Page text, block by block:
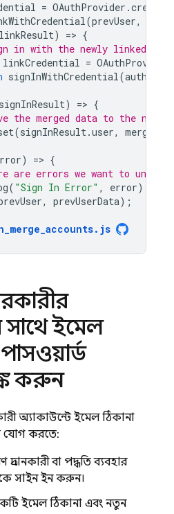
= OAuthProvider .
(prevUser,
linkResult) => {
in with the newly linked
linkCredential = OAuthProvider
signInWithCredential(auth
signInResult) => {
the merged data to the new
(signInResult.user,
) => {
errors we want to undo
( "Sign In Error" , error);
, prevUserData);
. js
সাথে ইমেল
করুন
অ্যাকাউন্টে ইমেল ঠিকানা
যোগ করতে:
বা পদ্ধতি ব্যবহার
সাইন ইন করুন।
ইমেল ঠিকানা এবং নতুন